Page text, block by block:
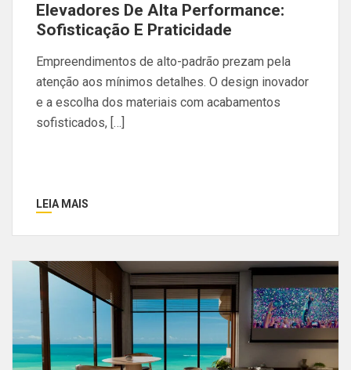
Elevadores De Alta Performance:
Sofisticação E Praticidade
Empreendimentos de alto-padrão prezam pela
atenção aos mínimos detalhes. O design inovador
e a escolha dos materiais com acabamentos
sofisticados, […]
LEIA MAIS